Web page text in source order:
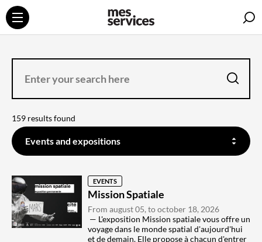
ENTER
SEARCH
HERE
159 results found
FILTER
ON
THE
CONTENT
YOU
SEARCH
Events and expositions
EVENTS
Mission Spatiale
From august 05, to october 18, 2026
L'exposition Mission spatiale vous offre un
voyage dans le monde spatial d'aujourd'hui
et de demain. Elle propose à chacun d'entrer